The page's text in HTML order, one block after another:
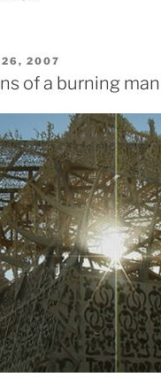
26, 2007
of a burning man